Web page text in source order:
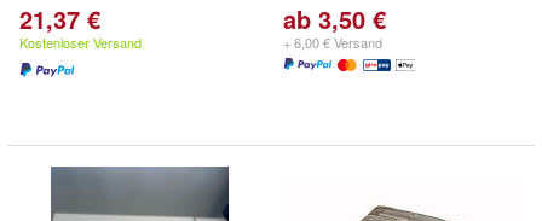
21,37 €
Kostenloser Versand
ab 3,50 €
+ 6,00 € Versand